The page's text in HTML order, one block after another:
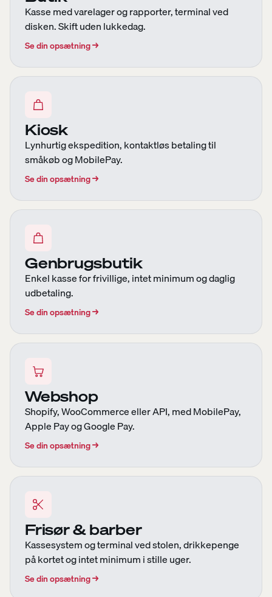
Kasse med varelager og rapporter, terminal ved
disken. Skift uden lukkedag.
Se din opsætning→
Kiosk
Lynhurtig ekspedition, kontaktløs betaling til
småkøb og MobilePay.
Se din opsætning→
Genbrugsbutik
Enkel kasse for frivillige, intet minimum og daglig
udbetaling.
Se din opsætning→
Webshop
Shopify, WooCommerce eller API, med MobilePay,
Apple Pay og Google Pay.
Se din opsætning→
Frisør & barber
Kassesystem og terminal ved stolen, drikkepenge
på kortet og intet minimum i stille uger.
Se din opsætning→